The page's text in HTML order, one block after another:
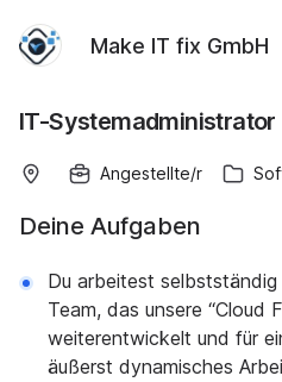
Make IT fix GmbH
IT-
Angestellte/r
Deine Aufgaben
Du arbeitest
Team, das unsere “Cloud
weiterentwickelt und für
äußerst dynamisches